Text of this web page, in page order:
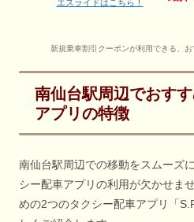
エスライドはこちら！
新規乗車割引クーポンが利用できる、
南仙台駅周辺でおす
アプリの特徴
南仙台駅周辺での移動をスムーズ
シー配車アプリの利用が欠かせま
めの2つのタクシー配車アプリ「